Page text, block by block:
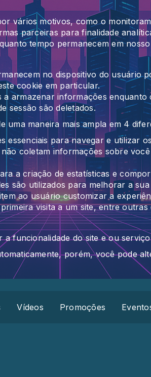
vários motivos, como o
parceiras para finalidade
tempo permanecem em nosso
no dispositivo do usuário
cookie em particular.
armazenar informações
sessão são deletados.
uma maneira mais ampla em 4
essenciais para navegar e utilizar
coletam informações sobre
a criação de estatísticas e
são utilizados para melhorar a
ao usuário customizar a
visita a um site, entre outras
funcionalidade do site e ou
porém, você pode
Vídeos Promoções